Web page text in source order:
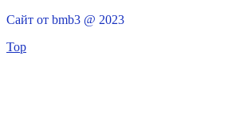
Сайт от bmb3 @ 2023
Top